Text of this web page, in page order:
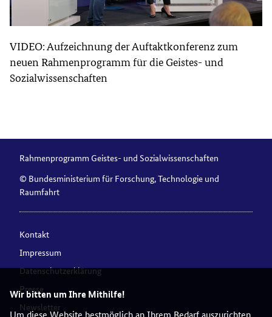
Wir bitten um Ihre Mithilfe!
Um diese Website bestmöglich an Ihrem Bedarf auszurichten,
VIDEO: Aufzeichnung der Auftaktkonferenz zum
neuen Rahmenprogramm für die Geistes- und
Sozialwissenschaften
Rahmenprogramm Geistes- und Sozialwissenschaften
© Bundesministerium für Forschung, Technologie und
Raumfahrt
Kontakt
Impressum
Datenschutzerklärung
Presse
Newsletter